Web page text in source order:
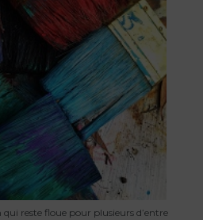
reste floue pour plusieurs d’entre